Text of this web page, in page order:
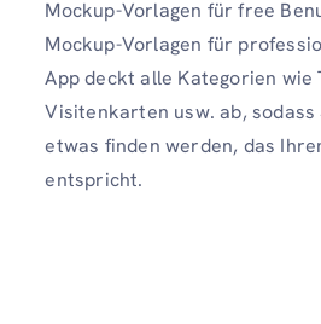
Mockup-Vorlagen für free
Mockup-Vorlagen für
App deckt alle Kategorien wie
Visitenkarten usw. ab,
etwas finden werden, das
entspricht.